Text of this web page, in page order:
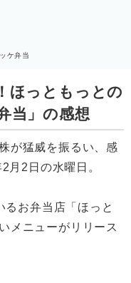
ケ弁当
ほっともっとの
当」の感想
が猛威を振るい、感
月2日の水曜日。
るお弁当店「ほっと
メニューがリリース